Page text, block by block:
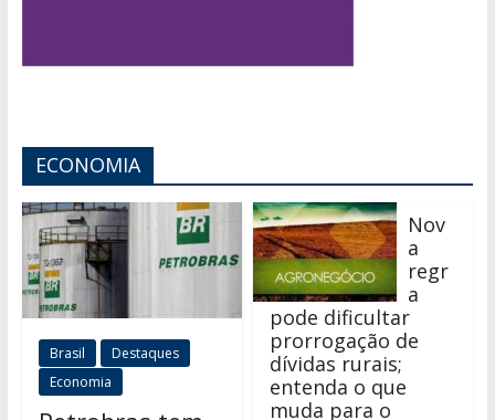
ECONOMIA
Brasil
Destaques
Economia
Nov
a
regr
a
pode dificultar
prorrogação de
dívidas rurais;
entenda o que
muda para o